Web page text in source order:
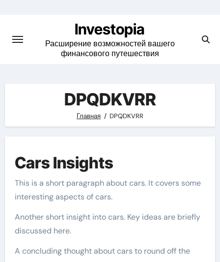
content
Investopia
Расширение возможностей вашего
финансового путешествия
DPQDKVRR
Главная DPQDKVRR
Cars Insights
This is a short paragraph about cars. It covers some
interesting aspects of cars.
Another short insight into cars. Key ideas are briefly
discussed here.
A concluding thought about cars to round off the